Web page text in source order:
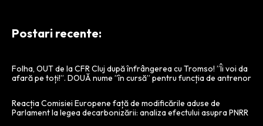
Postari recente:
Folha, OUT de la CFR Cluj după înfrângerea cu Tromso! ”Îi voi da
afară pe toți!”. DOUĂ nume ”în cursă” pentru funcția de antrenor
Reacția Comisiei Europene față de modificările aduse de
Parlament la legea decarbonizării: analiza efectului asupra PNRR